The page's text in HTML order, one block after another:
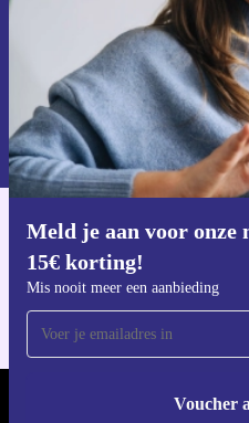
Meld je aan voor onze
15€ korting!
Mis nooit meer een aanbieding
Voucher
Voucher
Informatie over het gebruik van
privacybeleid
REFURBED